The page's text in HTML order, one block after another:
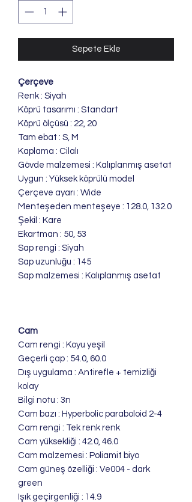
Sepete Ekle
Çerçeve
Renk : Siyah
Köprü tasarımı : Standart
Köprü ölçüsü : 22, 20
Tam ebat : S, M
Kaplama : Cilalı
Gövde malzemesi : Kalıplanmış asetat
Uygun : Yüksek köprülü model
Çerçeve ayarı : Wide
Menteşeden menteşeye : 128.0, 132.0
Şekil : Kare
Ekartman : 50, 53
Sap rengi : Siyah
Sap uzunluğu : 145
Sap malzemesi : Kalıplanmış asetat
Cam
Cam rengi : Koyu yeşil
Geçerli çap : 54.0, 60.0
Dış uygulama : Antirefle + temizliği
kolay
Bilgi notu : 3n
Cam bazı : Hyperbolic paraboloid 2-4
Cam rengi : Tek renk renk
Cam yüksekliği : 42.0, 46.0
Cam malzemesi : Poliamit biyo
Cam güneş özelliği : Ve004 - dark
green
Işık geçirgenliği : 14.9